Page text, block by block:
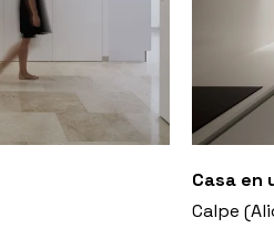
Casa en
Calpe